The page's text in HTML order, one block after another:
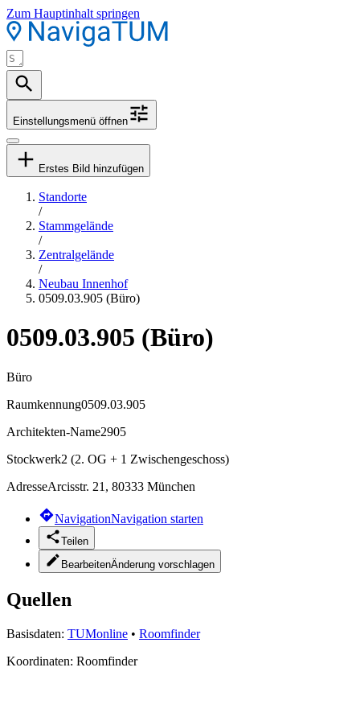
Zum Hauptinhalt springen
Einstellungsmenü öffnen
Erstes Bild hinzufügen
Standorte
/
Stammgelände
/
Zentralgelände
/
Neubau Innenhof
0509.03.905 (Büro)
0509.03.905 (Büro)
Büro
Raumkennung0509.03.905
Architekten-Name2905
Stockwerk2 (2. OG + 1 Zwischengeschoss)
AdresseArcisstr. 21, 80333 München
NavigationNavigation starten
Teilen
BearbeitenÄnderung vorschlagen
Quellen
Basisdaten: TUMonline • Roomfinder
Koordinaten: Roomfinder